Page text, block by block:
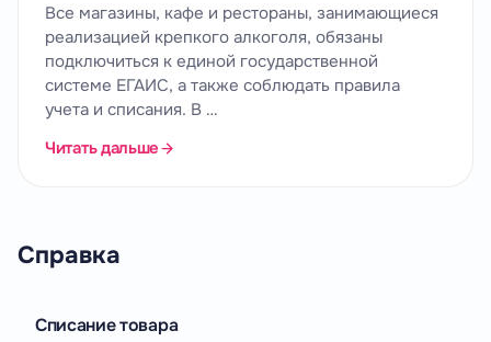
Все магазины, кафе и рестораны, занимающиеся
реализацией крепкого алкоголя, обязаны
подключиться к единой государственной
системе ЕГАИС, а также соблюдать правила
учета и списания. В …
Читать дальше
Справка
Списание товара